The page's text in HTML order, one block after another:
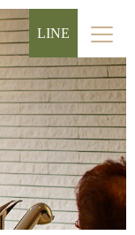
LINE